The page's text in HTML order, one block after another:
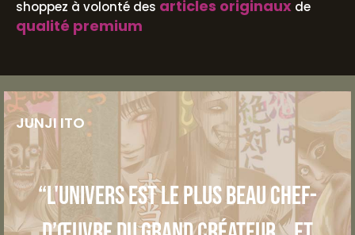
shoppez à volonté des articles originaux de
qualité premium
JUNJI ITO
“L'univers est le plus beau chef-